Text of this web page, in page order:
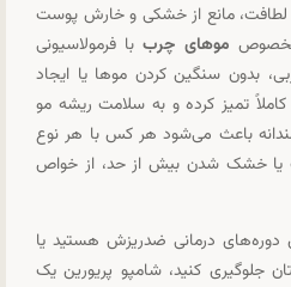
لطافت، مانع از خشکی و خارش پوست
موهای چرببا فرمولاسیونی
بدون سنگین کردن موها یا ایجاد
تمیز کرده و به سلامت ریشه مو
باعث می‌شود هر کس با هر نوع
یا خشک شدن بیش از حد، از خواص
دوره‌های درمانی ضدریزش هستید یا
جلوگیری کنید، شامپو پریورین یک